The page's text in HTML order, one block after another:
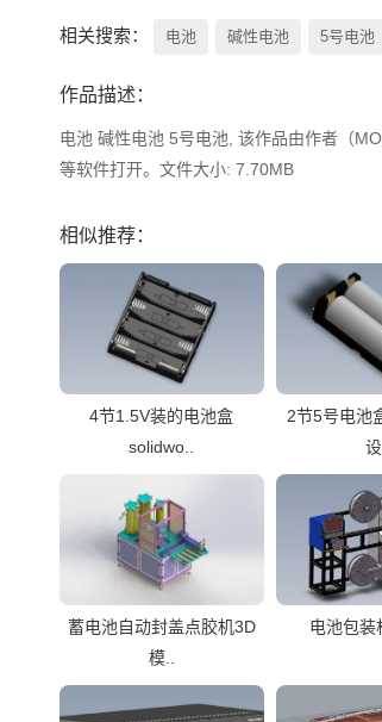
相关搜索： 电池 碱性电池 5号电池
作品描述：
电池 碱性电池 5号电池, 该作品由作者（
等软件打开。文件大小: 7.70MB
相似推荐：
4节1.5V装的电池盒
solidwo..
2节5号电池
设..
蓄电池自动封盖点胶机3D
模..
电池包装